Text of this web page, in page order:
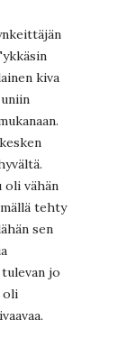
kiva
vähän
tehty
sen
jo
oli